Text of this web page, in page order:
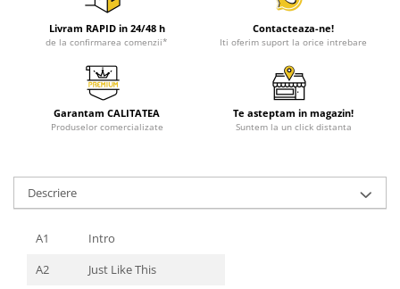
Livram RAPID in 24/48 h
de la confirmarea comenzii*
Contacteaza-ne!
Iti oferim suport la orice intrebare
Garantam CALITATEA
Produselor comercializate
Te asteptam in magazin!
Suntem la un click distanta
Descriere
A1
Intro
A2
Just Like This